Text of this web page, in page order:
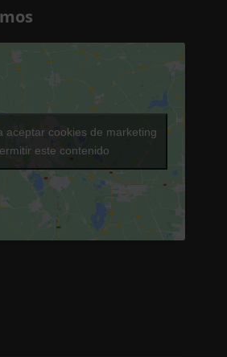
aceptar cookies de marketing
este contenido